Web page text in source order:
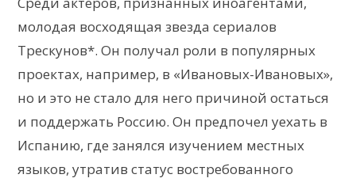
молодая восходящая звезда сериалов
Трескунов*. Он получал роли в популярных
проектах, например, в «Ивановых-Ивановых»,
но и это не стало для него причиной остаться
и поддержать Россию. Он предпочел уехать в
Испанию, где занялся изучением местных
языков, утратив статус востребованного